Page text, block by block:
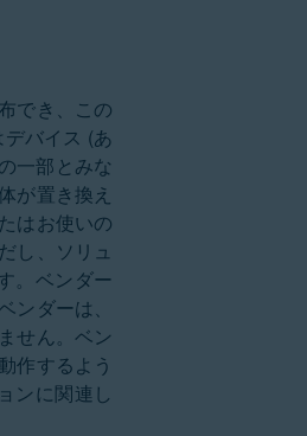
でき、この
バイス (あ
一部とみな
が置き換え
はお使いの
し、ソリュ
。ベンダー
ダーは、
せん。ベン
作するよう
ンに関連し